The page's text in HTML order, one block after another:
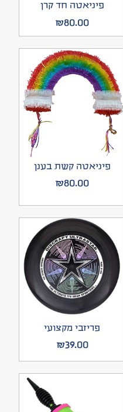
פיניאטה חד קרן
₪80.00
פיניאטה קשת בענן
₪80.00
פריזבי מקצועי
₪39.00